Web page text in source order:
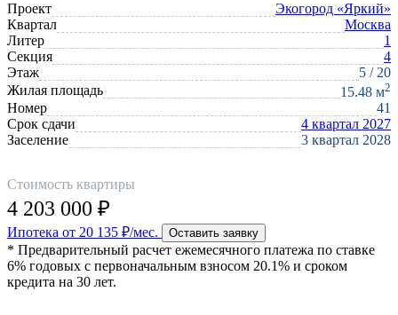
Проект
Экогород «Яркий»
Квартал
Москва
Литер
1
Секция
4
Этаж
5 / 20
Жилая площадь
15.48 м2
Номер
41
Срок сдачи
4 квартал 2027
Заселение
3 квартал 2028
Стоимость квартиры
4 203 000 ₽
Ипотека от 20 135 ₽/мес. Оставить заявку
* Предварительный расчет ежемесячного платежа по ставке
6% годовых с первоначальным взносом 20.1% и сроком
кредита на 30 лет.